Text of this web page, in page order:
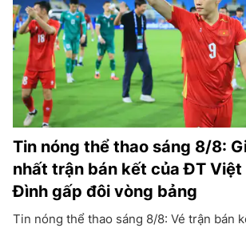
Tin nóng thể thao sáng 8/8:
nhất trận bán kết của ĐT Việt
Đình gấp đôi vòng bảng
Tin nóng thể thao sáng 8/8: Vé trận bán